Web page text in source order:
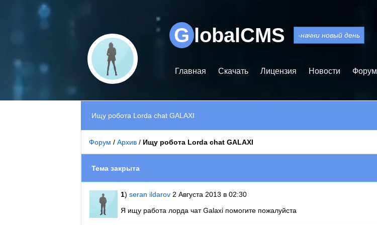
G lobalCMS -начни новый день
Главная Скачать Лицензия Новости Форум
Ищу робота Lorda chat GALAXI
Форум /Архив / Ищу робота Lorda chat GALAXI
Тема закрыта
1)seran ildarov 2 Августа 2013 в 02:30
Я ищу работа лорда чат Galaxi помогите пожалуйста